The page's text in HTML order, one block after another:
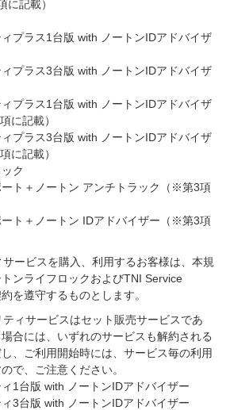
記載）
プラス1台版 with ノートンIDアドバイザ
プラス3台版 with ノートンIDアドバイザ
プラス1台版 with ノートンIDアドバイザ
に記載）
プラス3台版 with ノートンIDアドバイザ
に記載）
ク
ト＋ノートン アンチトラック（※第3項
ト＋ノートン IDアドバイザー（※第3項
ービスを購入、利用するお客様は、本規
ンライフロックおよびTNI Service
を遵守するものとします。
ィサービスはセット販売サービスであ
合には、いずれのサービスも解約される
、ご利用開始時には、サービス毎の利用
で、ご注意ください。
1台版 with ノートンIDアドバイザー
3台版 with ノートンIDアドバイザー